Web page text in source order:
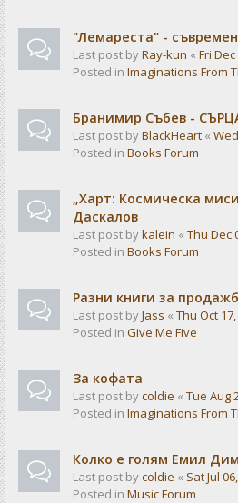
"Лемареста" -
Last post byRay-kun « Fri
Posted in Imaginations From
Бранимир Събев -
Last post byBlackHeart «
Posted in Books Forum
„Харт: Космическа
Даскалов
Last post bykalein « Thu Dec
Posted in Books Forum
Разни книги за
Last post byJass « Thu Oct
Posted in Give Me Five
За кофата
Last post bycoldie « Tue Aug
Posted in Imaginations From
Колко е голям Емил
Last post bycoldie « Sat Jul
Posted in Music Forum